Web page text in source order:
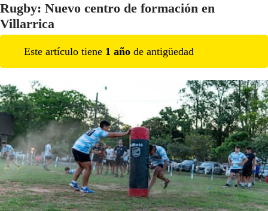
Rugby: Nuevo centro de formación en
Villarrica
Este artículo tiene 1 año de antigüedad